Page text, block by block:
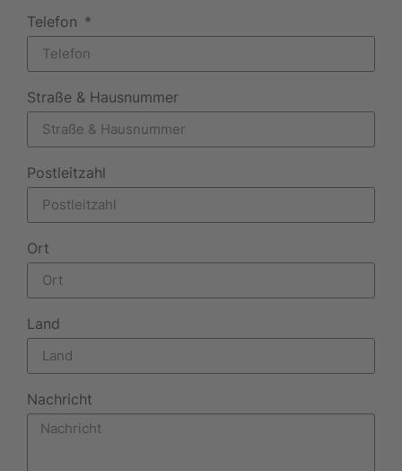
Telefon
Straße & Hausnummer
Postleitzahl
Ort
Land
Nachricht